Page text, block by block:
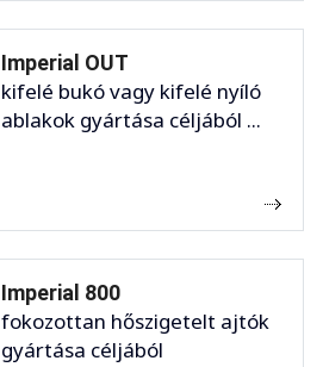
Imperial OUT
kifelé bukó vagy kifelé nyíló
ablakok gyártása céljából ...
Imperial 800
fokozottan hőszigetelt ajtók
gyártása céljából